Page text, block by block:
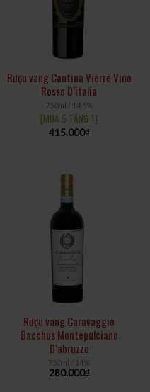
Rượu vang Cantina Vierre Vino
Rosso D’italia
750ml / 14,5%
[MUA 5 TẶNG 1]
415.000₫
Rượu vang Caravaggio
Bacchus Montepulciano
D’abruzzo
750ml / 14%
280.000₫